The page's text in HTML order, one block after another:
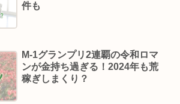
件も
M-1グランプリ2連覇の令和ロマ
ンが金持ち過ぎる！2024年も荒
稼ぎしまくり？